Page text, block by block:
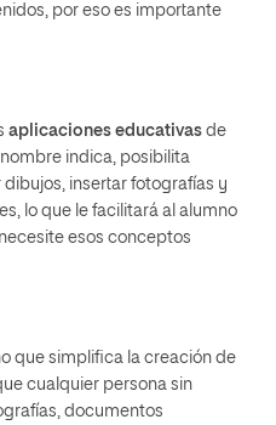
por eso es importante
aplicaciones educativas de
indica, posibilita
dibujos, insertar fotografías y
lo que le facilitará al alumno
esos conceptos
que simplifica la creación de
cualquier persona sin
documentos